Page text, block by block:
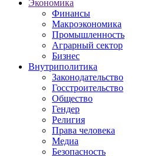
Экономика
Финансы
Макроэкономика
Промышленность
Аграрный сектор
Бизнес
Внутриполитика
Законодательство
Госстроительство
Общество
Гендер
Религия
Права человека
Медиа
Безопасность